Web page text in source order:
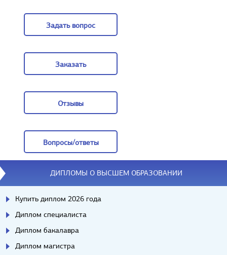
Задать вопрос
Заказать
Отзывы
Вопросы/ответы
Вопросы/ответы
ДИПЛОМЫ О ВЫСШЕМ ОБРАЗОВАНИИ
Купить диплом 2026 года
Диплом специалиста
Диплом бакалавра
Диплом магистра